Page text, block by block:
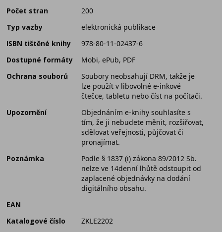
Počet stran
200
Typ vazby
elektronická publikace
ISBN tištěné knihy
978-80-11-02437-6
Dostupné formáty
Mobi, ePub, PDF
Ochrana souborů
Soubory neobsahují DRM, takže je
lze použít v libovolné e-inkové
čtečce, tabletu nebo číst na počítači.
Upozornění
Objednáním e-knihy souhlasíte s
tím, že ji nebudete měnit, rozšiřovat,
sdělovat veřejnosti, půjčovat či
pronajímat.
Poznámka
Podle § 1837 (i) zákona 89/2012 Sb.
nelze ve 14denní lhůtě odstoupit od
zaplacené objednávky na dodání
digitálního obsahu.
EAN
Katalogové číslo
ZKLE2202